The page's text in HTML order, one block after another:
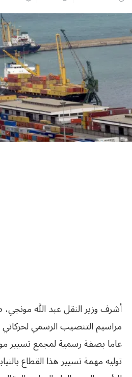
أشرف وزير النقل عبد الله
مراسيم التنصيب الرسمي لحركاتي
عاما بصفة رسمية لمجمع تسيير
توليه مهمة تسيير هذا القطاع